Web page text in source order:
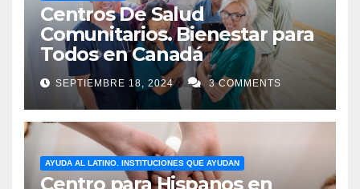
Centros De Salud
Comunitarios. Bienestar para
Todos en Canadá
SEPTIEMBRE 18, 2024 3 COMMENTS
AYUDA AL LATINO. INSTITUCIONES QUE AYUDAN
Centro para Hispanos en